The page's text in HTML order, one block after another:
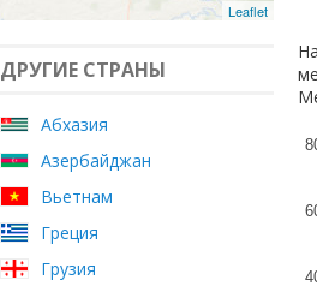
Leaflet
ДРУГИЕ СТРАНЫ
Абхазия
Азербайджан
Вьетнам
Греция
Грузия